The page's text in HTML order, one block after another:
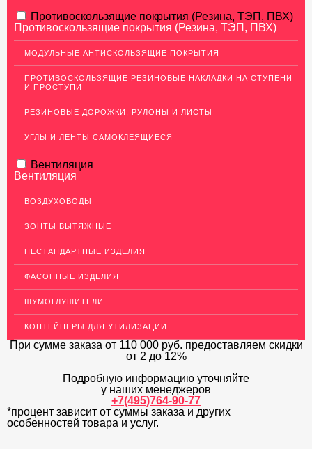
АЛЮМИНИЕВЫЙ ПРОКАТ
НЕРЖАВЕЮЩАЯ СТАЛЬ
МЕДНЫЙ ПРОКАТ
Медный лист (листовая медь)
Медная панель
Медный (круг) пруток
Шины медные
Крепеж из меди
Медные трубы
Изделия из Меди
Кабель, провод медный
ЛАТУННЫЙ ПРОКАТ
ДЕКОР НЕРЖАВЕЙКА
ОГРАЖДЕНИЯ ДЛЯ ЛЕСТНИЦ
ДЕКОРАТИВНЫЙ УГОЛОК
Противоскользящие покрытия (Резина, ТЭП, ПВХ)
Противоскользящие покрытия (Резина, ТЭП, ПВХ)
МОДУЛЬНЫЕ АНТИСКОЛЬЗЯЩИЕ ПОКРЫТИЯ
ПРОТИВОСКОЛЬЗЯЩИЕ РЕЗИНОВЫЕ НАКЛАДКИ НА СТУПЕНИ
И ПРОСТУПИ
РЕЗИНОВЫЕ ДОРОЖКИ, РУЛОНЫ И ЛИСТЫ
УГЛЫ И ЛЕНТЫ САМОКЛЕЯЩИЕСЯ
Вентиляция
Вентиляция
ВОЗДУХОВОДЫ
ЗОНТЫ ВЫТЯЖНЫЕ
НЕСТАНДАРТНЫЕ ИЗДЕЛИЯ
ФАСОННЫЕ ИЗДЕЛИЯ
ШУМОГЛУШИТЕЛИ
КОНТЕЙНЕРЫ ДЛЯ УТИЛИЗАЦИИ
При сумме заказа от 110 000 руб. предоставляем скидки
от 2 до 12%
Подробную информацию уточняйте
у наших менеджеров
+7(495)764-90-77
*процент зависит от суммы заказа и других
особенностей товара и услуг.